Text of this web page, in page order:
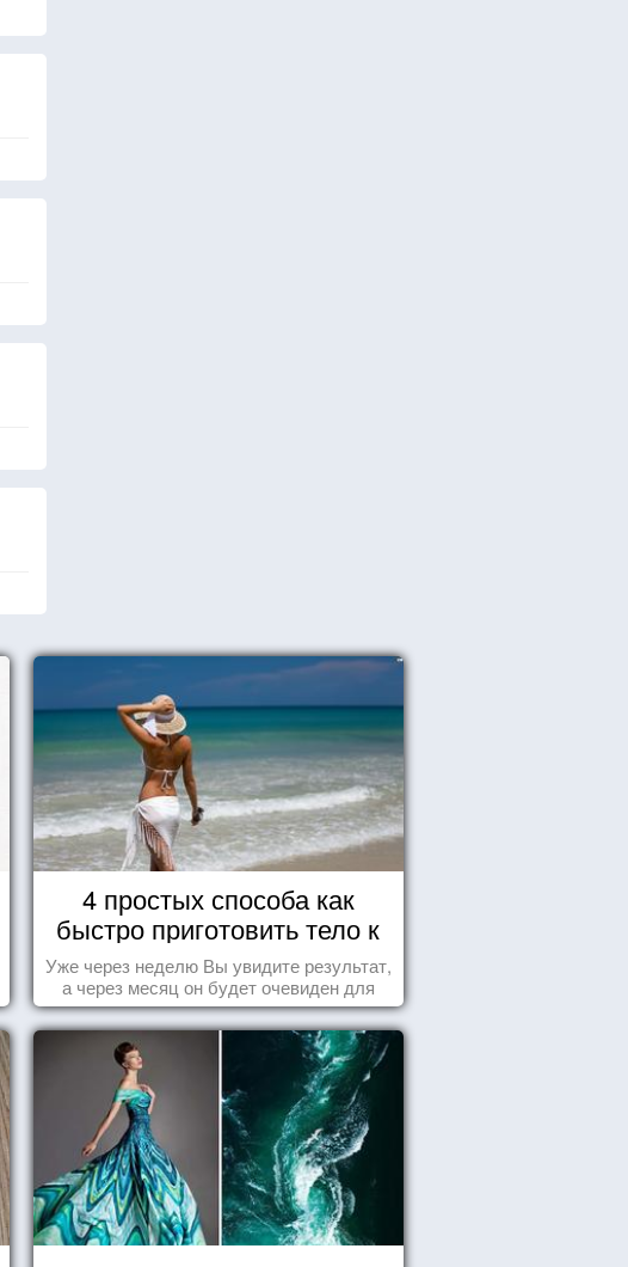
4 простых способа как
быстро приготовить тело к
морю
Уже через неделю Вы увидите результат,
а через месяц он будет очевиден для
всех!